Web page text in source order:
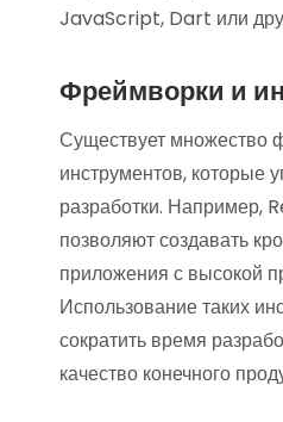
JavaScript, Dart или
Фреймворки и
Существует множество
инструментов, которые
разработки.
позволяют создавать
приложения с высокой
Использование таких
сократить время
качество конечного